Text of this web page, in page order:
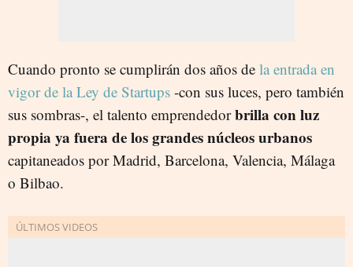
Cuando pronto se cumplirán dos años de la entrada en
vigor de la Ley de Startups -con sus luces, pero también
sus sombras-, el talento emprendedorbrilla con luz
propia ya fuera de los grandes núcleos urbanos
capitaneados por Madrid, Barcelona, Valencia, Málaga
o Bilbao.